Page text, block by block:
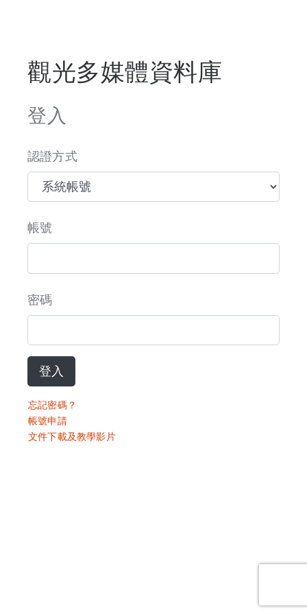
觀光多媒體資料庫
登入
認證方式
帳號
密碼
登入
忘記密碼？
帳號申請
文件下載及教學影片